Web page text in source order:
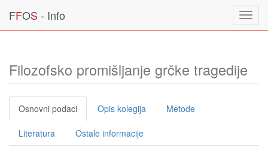
FFOS - Info
Filozofsko promišljanje grčke tragedije
Osnovni podaci Opis kolegija Metode
Literatura Ostale informacije